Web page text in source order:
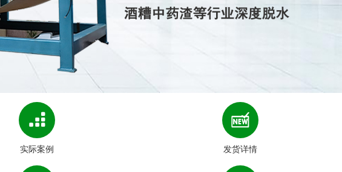
实际案例 发货详情